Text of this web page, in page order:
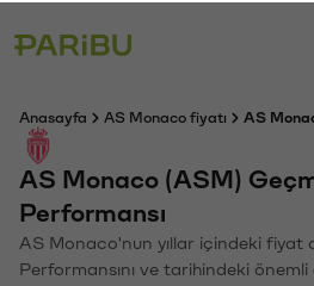
Anasayfa AS Monaco fiyatı AS
AS Monaco (ASM)
Performansı
AS Monaco'nun yıllar içindeki fiyat
Performansını ve tarihindeki